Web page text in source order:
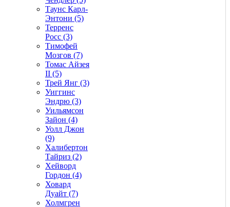
Таунс Карл-
Энтони (5)
Терренс
Росс (3)
Тимофей
Мозгов (7)
Томас Айзея
II (5)
Трей Янг (3)
Уиггинс
Эндрю (3)
Уильямсон
Зайон (4)
Уолл Джон
(9)
Халибертон
Тайриз (2)
Хейворд
Гордон (4)
Ховард
Дуайт (7)
Холмгрен